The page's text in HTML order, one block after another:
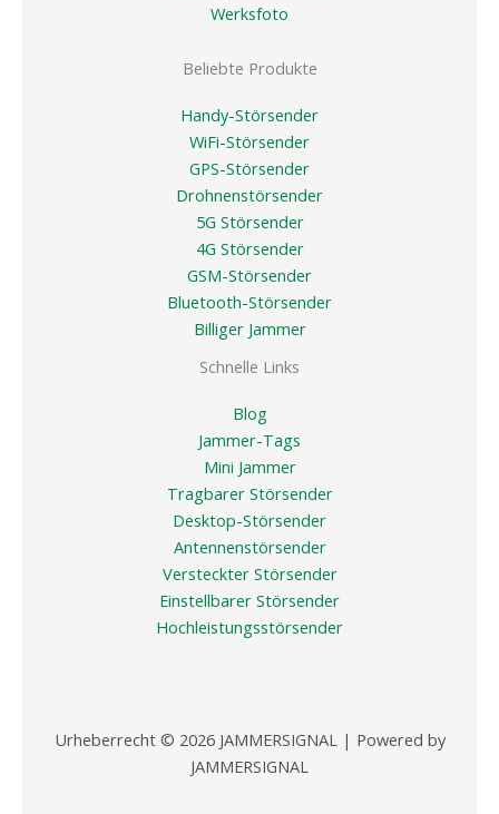
Werksfoto
Beliebte Produkte
Handy-Störsender
WiFi-Störsender
GPS-Störsender
Drohnenstörsender
5G Störsender
4G Störsender
GSM-Störsender
Bluetooth-Störsender
Billiger Jammer
Schnelle Links
Blog
Jammer-Tags
Mini Jammer
Tragbarer Störsender
Desktop-Störsender
Antennenstörsender
Versteckter Störsender
Einstellbarer Störsender
Hochleistungsstörsender
Urheberrecht © 2026 JAMMERSIGNAL | Powered by
JAMMERSIGNAL